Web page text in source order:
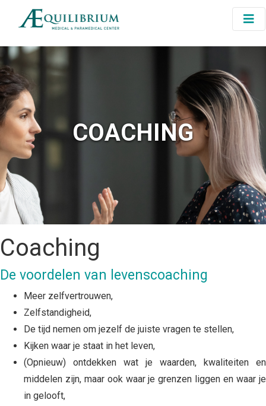
COACHING
Coaching
De voordelen van levenscoaching
Meer zelfvertrouwen,
Zelfstandigheid,
De tijd nemen om jezelf de juiste vragen te stellen,
Kijken waar je staat in het leven,
(Opnieuw) ontdekken wat je waarden, kwaliteiten en
middelen zijn, maar ook waar je grenzen liggen en waar je
in gelooft,